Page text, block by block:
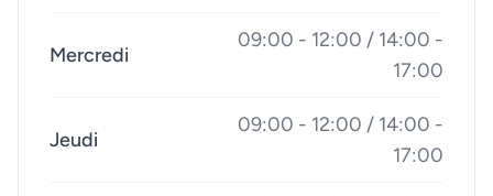
Mercredi
09:00 - 12:00 / 14:00 -
17:00
Jeudi
09:00 - 12:00 / 14:00 -
17:00